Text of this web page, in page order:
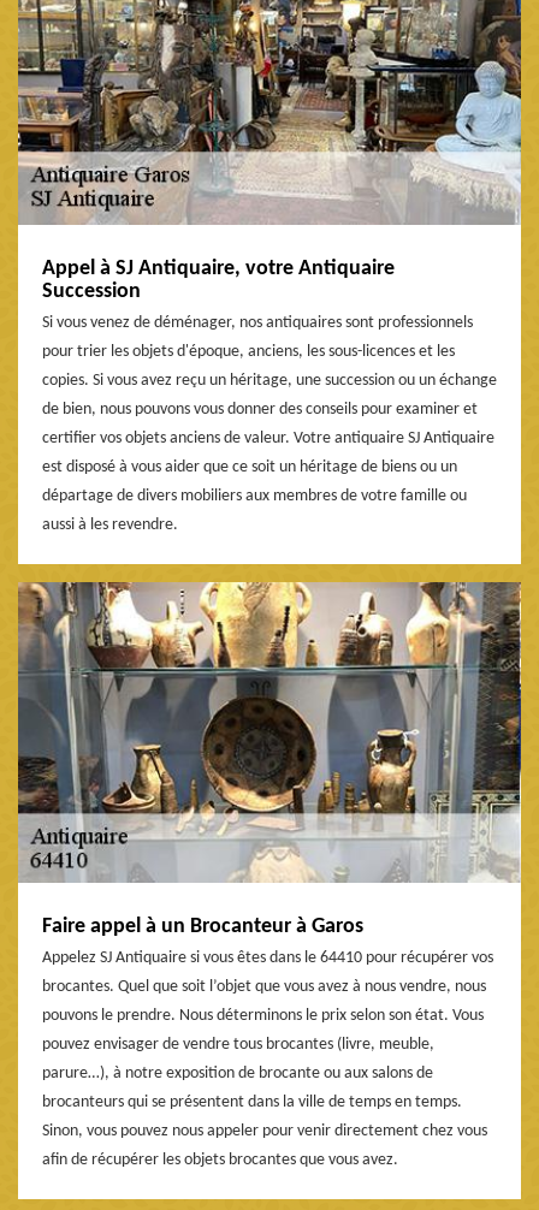
Appel à SJ Antiquaire, votre Antiquaire
Succession
Si vous venez de déménager, nos antiquaires sont professionnels
pour trier les objets d'époque, anciens, les sous-licences et les
copies. Si vous avez reçu un héritage, une succession ou un échange
de bien, nous pouvons vous donner des conseils pour examiner et
certifier vos objets anciens de valeur. Votre antiquaire SJ Antiquaire
est disposé à vous aider que ce soit un héritage de biens ou un
départage de divers mobiliers aux membres de votre famille ou
aussi à les revendre.
Faire appel à un Brocanteur à Garos
Appelez SJ Antiquaire si vous êtes dans le 64410 pour récupérer vos
brocantes. Quel que soit l’objet que vous avez à nous vendre, nous
pouvons le prendre. Nous déterminons le prix selon son état. Vous
pouvez envisager de vendre tous brocantes (livre, meuble,
parure…), à notre exposition de brocante ou aux salons de
brocanteurs qui se présentent dans la ville de temps en temps.
Sinon, vous pouvez nous appeler pour venir directement chez vous
afin de récupérer les objets brocantes que vous avez.